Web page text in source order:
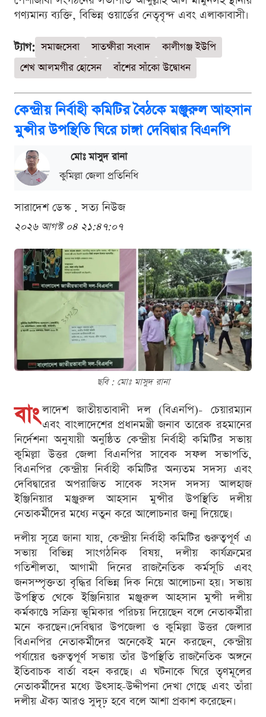
গণ্যমান্য ব্যক্তি, বিভিন্ন ওয়ার্ডের নেতৃবৃন্দ এবং এলাকাবাসী।
ট্যাগ: সমাজসেবা সাতক্ষীরা সংবাদ
কালীগঞ্জ ইউপি
শেখ আলমগীর হোসেন
বাঁশের সাঁকো উদ্বোধন
কেন্দ্রীয় নির্বাহী কমিটির বৈঠকে মঞ্জুরুল আহসান
মুন্সীর উপস্থিতি ঘিরে চাঙ্গা দেবিদ্বার বিএনপি
মোঃ মাসুদ রানা
কুমিল্লা জেলা প্রতিনিধি
সারাদেশ ডেস্ক . সত্য নিউজ
২০২৬ আগস্ট ০৪ ২১:৪৭:০৭
ছবি : মোঃ মাসুদ রানা
বাং লাদেশ জাতীয়তাবাদী দল (বিএনপি)- চেয়ারম্যান
এবং বাংলাদেশের প্রধানমন্ত্রী জনাব তারেক রহমানের
নির্দেশনা অনুযায়ী অনুষ্ঠিত কেন্দ্রীয় নির্বাহী কমিটির সভায়
কুমিল্লা উত্তর জেলা বিএনপির সাবেক সফল সভাপতি,
বিএনপির কেন্দ্রীয় নির্বাহী কমিটির অন্যতম সদস্য এবং
দেবিদ্বারের অপরাজিত সাবেক সংসদ সদস্য আলহাজ
ইঞ্জিনিয়ার মঞ্জুরুল আহসান মুন্সীর উপস্থিতি দলীয়
নেতাকর্মীদের মধ্যে নতুন করে আলোচনার জন্ম দিয়েছে।
দলীয় সূত্রে জানা যায়, কেন্দ্রীয় নির্বাহী কমিটির গুরুত্বপূর্ণ এ
সভায় বিভিন্ন সাংগঠনিক বিষয়, দলীয় কার্যক্রমের
গতিশীলতা, আগামী দিনের রাজনৈতিক কর্মসূচি এবং
জনসম্পৃক্ততা বৃদ্ধির বিভিন্ন দিক নিয়ে আলোচনা হয়। সভায়
উপস্থিত থেকে ইঞ্জিনিয়ার মঞ্জুরুল আহসান মুন্সী দলীয়
কর্মকাণ্ডে সক্রিয় ভূমিকার পরিচয় দিয়েছেন বলে নেতাকর্মীরা
মনে করছেন।দেবিদ্বার উপজেলা ও কুমিল্লা উত্তর জেলার
বিএনপির নেতাকর্মীদের অনেকেই মনে করছেন, কেন্দ্রীয়
পর্যায়ের গুরুত্বপূর্ণ সভায় তাঁর উপস্থিতি রাজনৈতিক অঙ্গনে
ইতিবাচক বার্তা বহন করছে। এ ঘটনাকে ঘিরে তৃণমূলের
নেতাকর্মীদের মধ্যে উৎসাহ-উদ্দীপনা দেখা গেছে এবং তাঁরা
দলীয় ঐক্য আরও সুদৃঢ় হবে বলে আশা প্রকাশ করেছেন।